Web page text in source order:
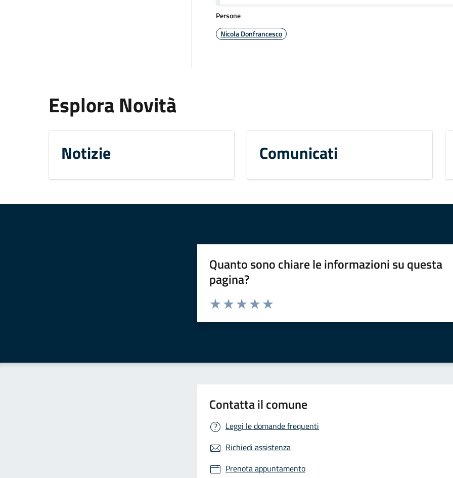
Persone
Nicola Donfrancesco
Esplora Novità
Notizie Comunicati
Quanto sono chiare le informazioni su questa
pagina?
Valuta da 1 a 5 stelle la pagina
Contatta il comune
Leggi le domande frequenti
Richiedi assistenza
Prenota appuntamento